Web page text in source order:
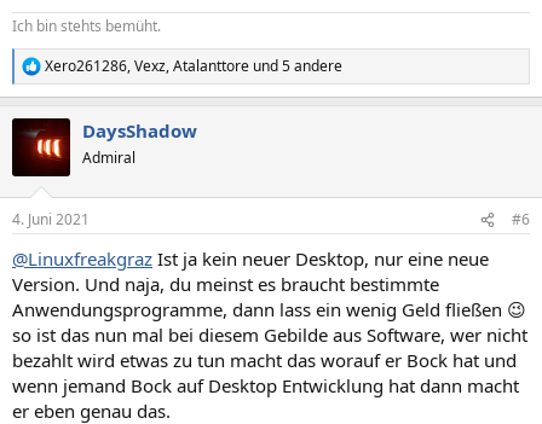
Ich bin stehts bemüht.
R
e
k
e
:
Xero261286,Vexz,Atalanttore und 5 andere
DaysShadow
Admiral
4. Juni 2021 #6
@Linuxfreakgraz Ist ja kein neuer Desktop, nur eine neue
Version. Und naja, du meinst es braucht bestimmte
Anwendungsprogramme, dann lass ein wenig Geld fließen 😉
so ist das nun mal bei diesem Gebilde aus Software, wer nicht
bezahlt wird etwas zu tun macht das worauf er Bock hat und
wenn jemand Bock auf Desktop Entwicklung hat dann macht
er eben genau das.